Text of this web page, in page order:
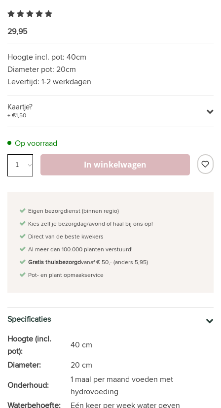
29,95
Hoogte incl. pot: 40cm
Diameter pot: 20cm
Levertijd: 1-2 werkdagen
Kaartje?
+ €1,50
Op voorraad
In winkelwagen
Eigen bezorgdienst (binnen regio)
Kies zelf je bezorgdag/avond of haal bij ons op!
Direct van de beste kwekers
Al meer dan 100.000 planten verstuurd!
Gratis thuisbezorgdvanaf € 50,- (anders 5,95)
Pot- en plant opmaakservice
Specificaties
Hoogte (incl.
pot):
40 cm
Diameter:
20 cm
Onderhoud:
1 maal per maand voeden met
hydrovoeding
Waterbehoefte:
Eén keer per week water geven